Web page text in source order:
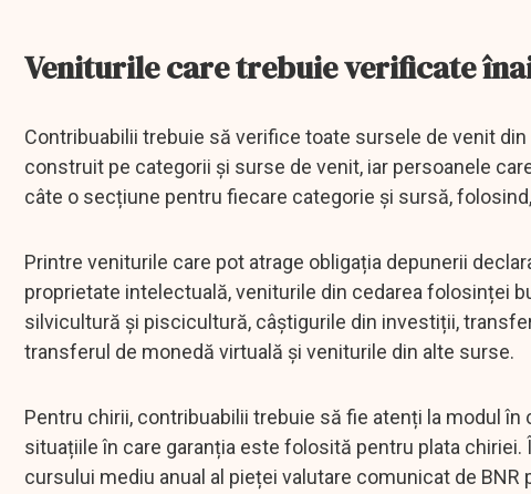
Veniturile care trebuie verificate
Contribuabilii trebuie să verifice toate sursele de venit
construit pe categorii și surse de venit, iar persoanele
câte o secțiune pentru fiecare categorie și sursă,
Printre veniturile care pot atrage obligația depunerii
proprietate intelectuală, veniturile din cedarea folosinței
silvicultură și piscicultură, câștigurile din investiții,
transferul de monedă virtuală și veniturile din alte surse.
Pentru chirii, contribuabilii trebuie să fie atenți la modul
situațiile în care garanția este folosită pentru plata
cursului mediu anual al pieței valutare comunicat de BNR